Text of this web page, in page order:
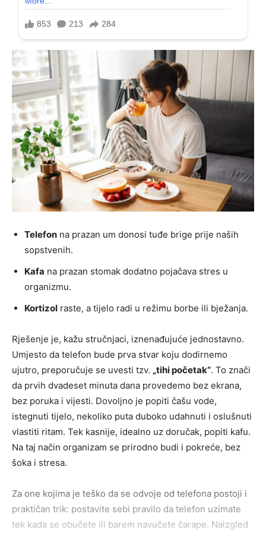
Telefon na prazan um donosi tuđe brige prije naših
sopstvenih.
Kafa na prazan stomak dodatno pojačava stres u
organizmu.
Kortizol raste, a tijelo radi u režimu borbe ili bježanja.
Rješenje je, kažu stručnjaci, iznenađujuće jednostavno.
Umjesto da telefon bude prva stvar koju dodirnemo
ujutro, preporučuje se uvesti tzv. „tihi početak“. To znači
da prvih dvadeset minuta dana provedemo bez ekrana,
bez poruka i vijesti. Dovoljno je popiti čašu vode,
istegnuti tijelo, nekoliko puta duboko udahnuti i oslušnuti
vlastiti ritam. Tek kasnije, idealno uz doručak, popiti kafu.
Na taj način organizam se prirodno budi i pokreće, bez
šoka i stresa.
Za one kojima je teško da se odvoje od telefona postoji i
praktičan trik: postavite sebi pravilo da telefon uzimate
tek kada se obučete ili barem navučete čarape. Naizgled